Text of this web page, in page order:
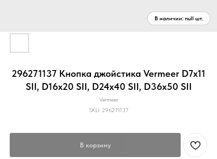
296271137 Кнопка джойстика Vermeer D7x11
SII, D16x20 SII, D24x40 SII, D36x50 SII
Vermeer
SKU: 296271137
В корзину